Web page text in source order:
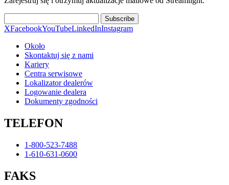
Subscribe
XFacebookYouTubeLinkedInInstagram
Około
Skontaktuj się z nami
Kariery
Centra serwisowe
Lokalizator dealerów
Logowanie dealera
Dokumenty zgodności
TELEFON
1-800-523-7488
1-610-631-0600
FAKS